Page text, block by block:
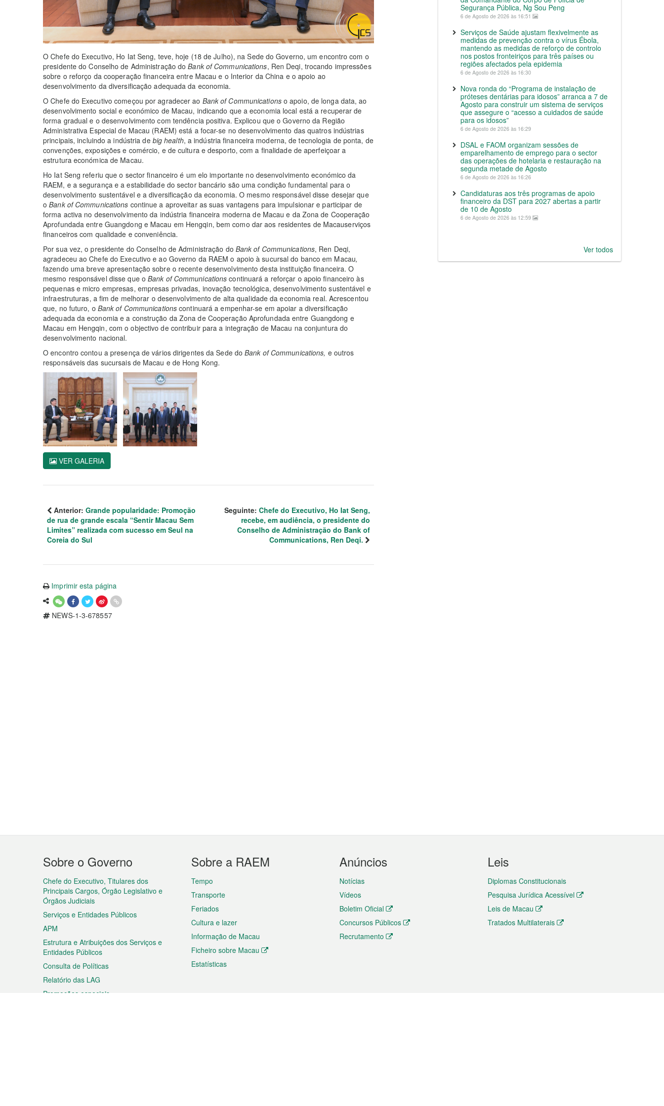
O Chefe do Executivo, Ho Iat Seng, teve, hoje (18 de Julho), na Sede do Governo, um encontro com o
presidente do Conselho de Administração doBank of Communications, Ren Deqi, trocando impressões
sobre o reforço da cooperação financeira entre Macau e o Interior da China e o apoio ao
desenvolvimento da diversificação adequada da economia.
O Chefe do Executivo começou por agradecer ao Bank of Communicationso apoio, de longa data, ao
desenvolvimento social e económico de Macau, indicando que a economia local está a recuperar de
forma gradual e o desenvolvimento com tendência positiva. Explicou que o Governo da Região
Administrativa Especial de Macau (RAEM) está a focar-se no desenvolvimento das quatros indústrias
principais, incluindo a indústria de big health, a indústria financeira moderna, de tecnologia de ponta, de
convenções, exposições e comércio, e de cultura e desporto, com a finalidade de aperfeiçoar a
estrutura económica de Macau.
Ho Iat Seng referiu que o sector financeiro é um elo importante no desenvolvimento económico da
RAEM, e a segurança e a estabilidade do sector bancário são uma condição fundamental para o
desenvolvimento sustentável e a diversificação da economia. O mesmo responsável disse desejar que
oBank of Communications continue a aproveitar as suas vantagens para impulsionar e participar de
forma activa no desenvolvimento da indústria financeira moderna de Macau e da Zona de Cooperação
Aprofundada entre Guangdong e Macau em Hengqin, bem como dar aos residentes de Macauserviços
financeiros com qualidade e conveniência.
Por sua vez, o presidente do Conselho de Administração do Bank of Communications, Ren Deqi,
agradeceu ao Chefe do Executivo e ao Governo da RAEM o apoio à sucursal do banco em Macau,
fazendo uma breve apresentação sobre o recente desenvolvimento desta instituição financeira. O
mesmo responsável disse que oBank of Communicationscontinuará a reforçar o apoio financeiro às
pequenas e micro empresas, empresas privadas, inovação tecnológica, desenvolvimento sustentável e
infraestruturas, a fim de melhorar o desenvolvimento de alta qualidade da economia real. Acrescentou
que, no futuro, o Bank of Communicationscontinuará a empenhar-se em apoiar a diversificação
adequada da economia e a construção da Zona de Cooperação Aprofundada entre Guangdong e
Macau em Hengqin, com o objectivo de contribuir para a integração de Macau na conjuntura do
desenvolvimento nacional.
O encontro contou a presença de vários dirigentes da Sede doBank of Communications, e outros
responsáveis das sucursais de Macau e de Hong Kong.
VER GALERIA
Anterior: Grande popularidade: Promoção
de rua de grande escala “Sentir Macau Sem
Limites” realizada com sucesso em Seul na
Coreia do Sul
Seguinte: Chefe do Executivo, Ho Iat Seng,
recebe, em audiência, o presidente do
Conselho de Administração do Bank of
Communications, Ren Deqi.
Imprimir esta página
NEWS-1-3-678557
Segurança Pública, Ng Sou Peng
6 de Agosto de 2026 às 16:51
Serviços de Saúde ajustam flexivelmente as
medidas de prevenção contra o vírus Ébola,
mantendo as medidas de reforço de controlo
nos postos fronteiriços para três países ou
regiões afectados pela epidemia
6 de Agosto de 2026 às 16:30
Nova ronda do “Programa de instalação de
próteses dentárias para idosos” arranca a 7 de
Agosto para construir um sistema de serviços
que assegure o “acesso a cuidados de saúde
para os idosos”
6 de Agosto de 2026 às 16:29
DSAL e FAOM organizam sessões de
emparelhamento de emprego para o sector
das operações de hotelaria e restauração na
segunda metade de Agosto
6 de Agosto de 2026 às 16:26
Candidaturas aos três programas de apoio
financeiro da DST para 2027 abertas a partir
de 10 de Agosto
6 de Agosto de 2026 às 12:59
Ver todos
Menu
do
rodapé
Sobre o Governo
Chefe do Executivo, Titulares dos
Principais Cargos, Órgão Legislativo e
Órgãos Judiciais
Serviços e Entidades Públicos
APM
Estrutura e Atribuições dos Serviços e
Entidades Públicos
Consulta de Políticas
Relatório das LAG
Promoções especiais
Sobre a RAEM
Tempo
Transporte
Feriados
Cultura e lazer
Informação de Macau
Ficheiro sobre Macau
Estatísticas
Anúncios
Notícias
Vídeos
Boletim Oficial
Concursos Públicos
Recrutamento
Leis
Diplomas Constitucionais
Pesquisa Jurídica Acessível
Leis de Macau
Tratados Multilaterais